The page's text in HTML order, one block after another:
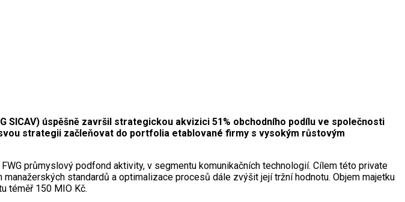
SICAV) úspěšně završil strategickou akvizici 51% obchodního podílu ve společnosti
strategii začleňovat do portfolia etablované firmy s vysokým růstovým
průmyslový podfond aktivity, v segmentu komunikačních technologií. Cílem této private
standardů a optimalizace procesů dále zvýšit její tržní hodnotu. Objem majetku
téměř 150 MIO Kč.